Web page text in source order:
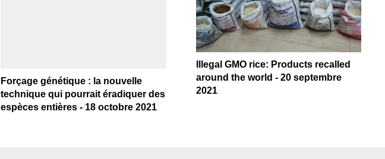
Forçage génétique : la nouvelle
technique qui pourrait éradiquer des
espèces entières - 18 octobre 2021
Illegal GMO rice: Products recalled
around the world - 20 septembre
2021